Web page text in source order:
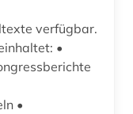
verfügbar.
•
•